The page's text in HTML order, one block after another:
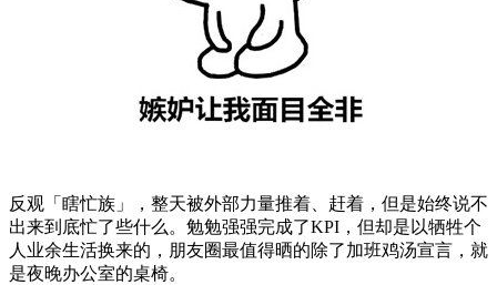
反观「瞎忙族」，整天被外部力量推着、赶着，但是始终说不
出来到底忙了些什么。勉勉强强完成了KPI，但却是以牺牲个
人业余生活换来的，朋友圈最值得晒的除了加班鸡汤宣言，就
是夜晚办公室的桌椅。